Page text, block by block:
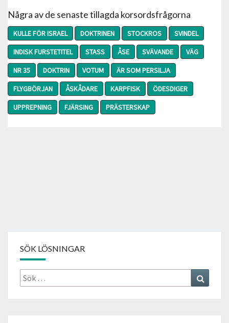
Några av de senaste tillagda korsordsfrågorna
KULLE FÖR ISRAEL DOKTRINEN STOCKROS
SVINDEL
INDISK FURSTETITEL
STASS ÅSE SVÄVANDE
VÄG
NR 35
DOKTRIN VOTUM
ÄR SOM PERSILJA
FLYGBÖRJAN
ÅSKÅDARE KARPFISK
ÖDESDIGER
UPPREPNING
FJÄRSING PRÄSTERSKAP
SÖK LÖSNINGAR
Sök
efter: